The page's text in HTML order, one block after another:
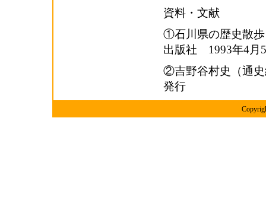
資料・文献
①石川県の歴史
出版社 1993年4月
②吉野谷村史（通
発行